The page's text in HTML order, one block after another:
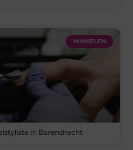
WINKELEN
in Barendrecht